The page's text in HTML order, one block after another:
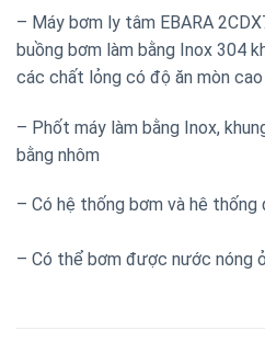
– Máy bơm ly tâm EBARA
buồng bơm làm bằng Inox 304
các chất lỏng có độ ăn mòn cao
– Phốt máy làm bằng Inox,
bằng nhôm
– Có hệ thống bơm và hê thống
– Có thể bơm được nước nóng